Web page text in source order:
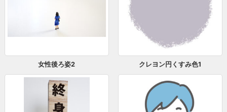
女性後ろ姿2 クレヨン円くすみ色1